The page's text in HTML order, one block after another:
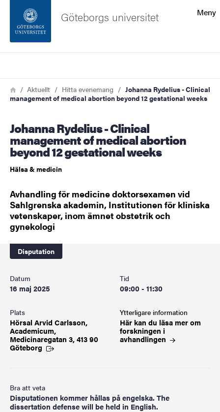
Sidfoten
Om webbplatsen
Meny
Göteborgs universitet
Länkstig
HemAktuellt Hitta evenemang
Johanna Rydelius - Clinical
management of medical abortion beyond 12 gestational weeks
Johanna Rydelius - Clinical
management of medical abortion
beyond 12 gestational weeks
Hälsa & medicin
Avhandling för medicine doktorsexamen vid
Sahlgrenska akademin, Institutionen för kliniska
vetenskaper, inom ämnet obstetrik och
gynekologi
Disputation
Datum
16 maj 2025
Tid
09:00 - 11:30
Plats
Hörsal Arvid Carlsson,
Academicum,
Medicinaregatan 3, 413 90
Göteborg
Ytterligare information
Här kan du läsa mer om
forskningen i
avhandlingen
Bra att veta
Disputationen kommer hållas på engelska. The
dissertation defense will be held in English.